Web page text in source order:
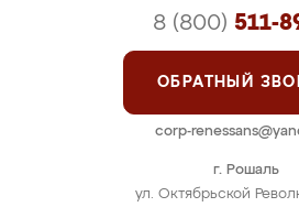
г. Рошаль
ул. Октябрьской
8 (800) 511-
ОБРАТНЫЙ
corp-